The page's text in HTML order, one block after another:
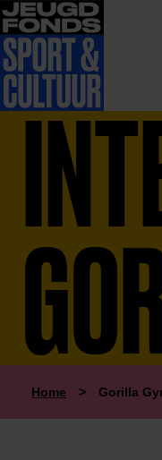
Home > Gorilla